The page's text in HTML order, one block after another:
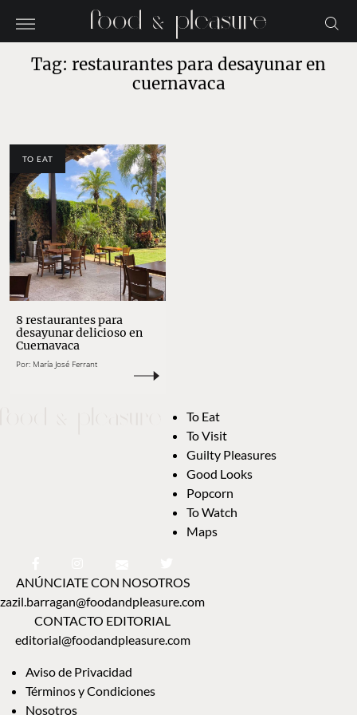
Tag: restaurantes para desayunar en
cuernavaca
TO EAT
8 restaurantes para
desayunar delicioso en
Cuernavaca
Por: María José Ferrant
To Eat
To Visit
Guilty Pleasures
Good Looks
Popcorn
To Watch
Maps
ANÚNCIATE CON NOSOTROS
zazil.barragan@foodandpleasure.com
CONTACTO EDITORIAL
editorial@foodandpleasure.com
Aviso de Privacidad
Términos y Condiciones
Nosotros